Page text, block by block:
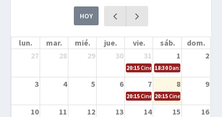
HOY
lun. mar. mié. jue. vie. sáb.
dom.
27
28 29 30 31 1 2
20:15Cine en la calle – Cómo
18:30Danza – Cita en el
3 4 5 6 7 8 9
20:15Cine en la calle – El niño y la
20:15Cine en la calle –
10 11 12 13 14 15 16